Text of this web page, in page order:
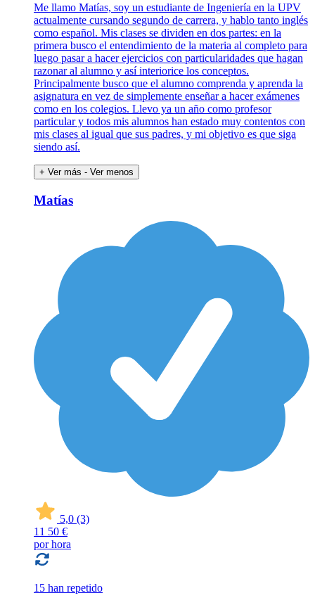
Me llamo Matías, soy un estudiante de Ingeniería en la UPV
actualmente cursando segundo de carrera, y hablo tanto inglés
como español. Mis clases se dividen en dos partes: en la
primera busco el entendimiento de la materia al completo para
luego pasar a hacer ejercicios con particularidades que hagan
razonar al alumno y así interiorice los conceptos.
Principalmente busco que el alumno comprenda y aprenda la
asignatura en vez de simplemente enseñar a hacer exámenes
como en los colegios. Llevo ya un año como profesor
particular y todos mis alumnos han estado muy contentos con
mis clases al igual que sus padres, y mi objetivo es que siga
siendo así.
+ Ver más - Ver menos
Matías
5,0 (3)
11 50 €
por hora
15 han repetido